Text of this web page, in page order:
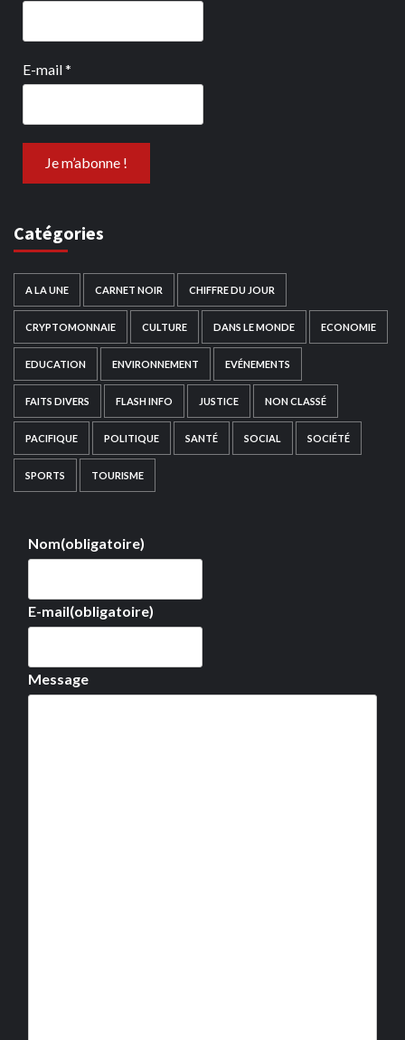
E-mail*
Catégories
A LA UNE CARNET NOIR CHIFFRE DU JOUR
CRYPTOMONNAIE CULTURE DANS LE MONDE ECONOMIE
EDUCATION ENVIRONNEMENT EVÉNEMENTS
FAITS DIVERS FLASH INFO JUSTICE NON CLASSÉ
PACIFIQUE POLITIQUE SANTÉ SOCIAL SOCIÉTÉ
SPORTS TOURISME
Nom(obligatoire)
E-mail(obligatoire)
Message